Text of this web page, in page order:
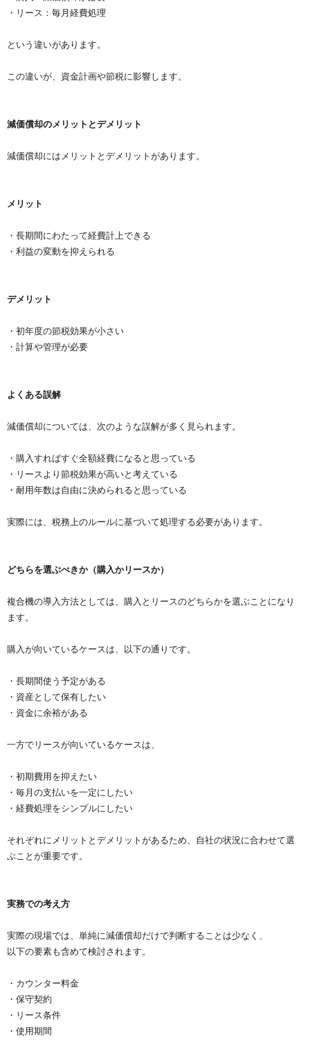
・リース：毎月経費処理
という違いがあります。
この違いが、資金計画や節税に影響します。
減価償却のメリットとデメリット
減価償却にはメリットとデメリットがあります。
メリット
・長期間にわたって経費計上できる
・利益の変動を抑えられる
デメリット
・初年度の節税効果が小さい
・計算や管理が必要
よくある誤解
減価償却については、次のような誤解が多く見られます。
・購入すればすぐ全額経費になると思っている
・リースより節税効果が高いと考えている
・耐用年数は自由に決められると思っている
実際には、税務上のルールに基づいて処理する必要があります。
どちらを選ぶべきか（購入かリースか）
複合機の導入方法としては、購入とリースのどちらかを選ぶことになり
ます。
購入が向いているケースは、以下の通りです。
・長期間使う予定がある
・資産として保有したい
・資金に余裕がある
一方でリースが向いているケースは、
・初期費用を抑えたい
・毎月の支払いを一定にしたい
・経費処理をシンプルにしたい
それぞれにメリットとデメリットがあるため、自社の状況に合わせて選
ぶことが重要です。
実務での考え方
実際の現場では、単純に減価償却だけで判断することは少なく、
以下の要素も含めて検討されます。
・カウンター料金
・保守契約
・リース条件
・使用期間